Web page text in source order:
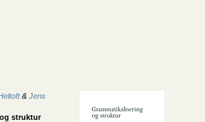
& Jens
struktur